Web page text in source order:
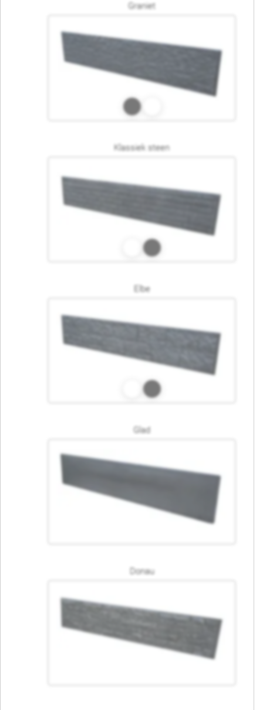
Graniet
Klassiek steen
Elbe
Glad
Donau